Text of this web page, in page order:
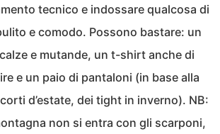
tecnico e indossare qualcosa di
e comodo. Possono bastare: un
e mutande, un t-shirt anche di
e un paio di pantaloni (in base alla
d’estate, dei tight in inverno). NB:
non si entra con gli scarponi,